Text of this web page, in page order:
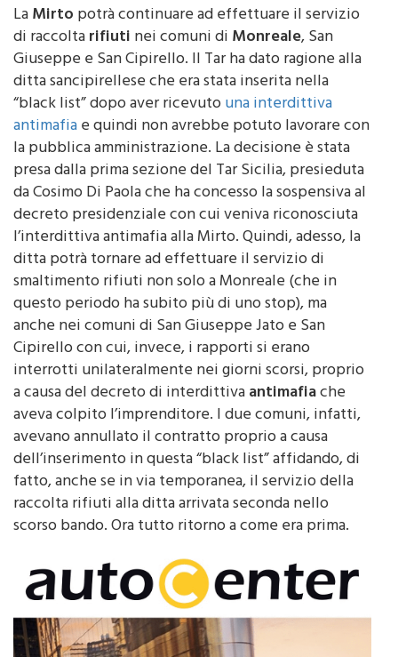
LaMirtopotrà continuare ad effettuare il servizio
di raccoltarifiutinei comuni diMonreale, San
Giuseppe e San Cipirello. Il Tar ha dato ragione alla
ditta sancipirellese che era stata inserita nella
“black list” dopo aver ricevutouna interdittiva
antimafiae quindi non avrebbe potuto lavorare con
la pubblica amministrazione. La decisione è stata
presa dalla prima sezione del Tar Sicilia, presieduta
da Cosimo Di Paola che ha concesso la sospensiva al
decreto presidenziale con cui veniva riconosciuta
l’interdittiva antimafia alla Mirto. Quindi, adesso, la
ditta potrà tornare ad effettuare il servizio di
smaltimento rifiuti non solo a Monreale (che in
questo periodo ha subito più di uno stop), ma
anche nei comuni di San Giuseppe Jato e San
Cipirello con cui, invece, i rapporti si erano
interrotti unilateralmente nei giorni scorsi, proprio
a causa del decreto di interdittivaantimafiache
aveva colpito l’imprenditore. I due comuni, infatti,
avevano annullato il contratto proprio a causa
dell’inserimento in questa “black list” affidando, di
fatto, anche se in via temporanea, il servizio della
raccolta rifiuti alla ditta arrivata seconda nello
scorso bando. Ora tutto ritorno a come era prima.